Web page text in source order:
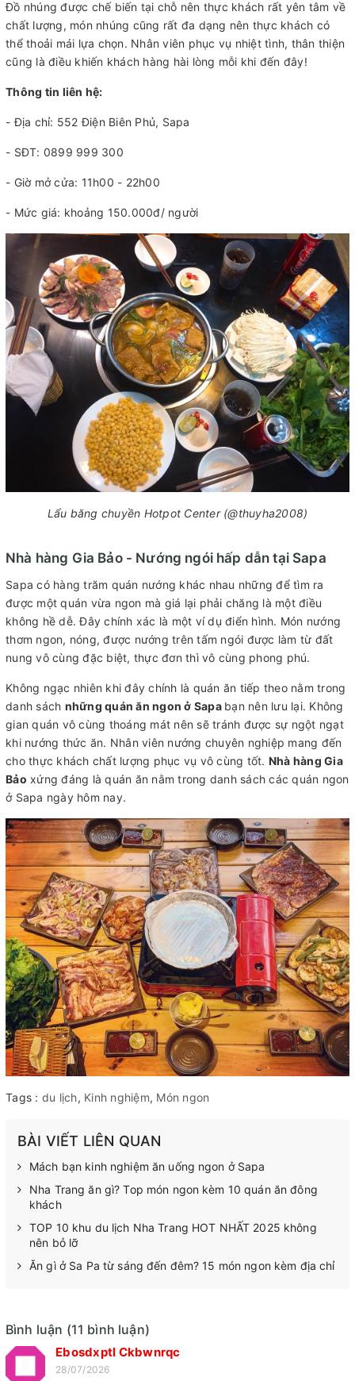
Đồ nhúng được chế biến tại chỗ nên thực khách rất yên tâm về
chất lượng, món nhúng cũng rất đa dạng nên thực khách có
thể thoải mái lựa chọn. Nhân viên phục vụ nhiệt tình, thân thiện
cũng là điều khiến khách hàng hài lòng mỗi khi đến đây!
Thông tin liên hệ:
- Địa chỉ: 552 Điện Biên Phủ, Sapa
- SĐT: 0899 999 300
- Giờ mở cửa: 11h00 - 22h00
- Mức giá: khoảng 150.000đ/ người
Lẩu băng chuyền Hotpot Center (@thuyha2008)
Nhà hàng Gia Bảo - Nướng ngói hấp dẫn tại Sapa
Sapa có hàng trăm quán nướng khác nhau những để tìm ra
được một quán vừa ngon mà giá lại phải chăng là một điều
không hề dễ. Đây chính xác là một ví dụ điển hình. Món nướng
thơm ngon, nóng, được nướng trên tấm ngói được làm từ đất
nung vô cùng đặc biệt, thực đơn thì vô cùng phong phú.
Không ngạc nhiên khi đây chính là quán ăn tiếp theo nằm trong
danh sách những quán ăn ngon ở Sapa bạn nên lưu lại. Không
gian quán vô cùng thoáng mát nên sẽ tránh được sự ngột ngạt
khi nướng thức ăn. Nhân viên nướng chuyên nghiệp mang đến
cho thực khách chất lượng phục vụ vô cùng tốt. Nhà hàng Gia
Bảo xứng đáng là quán ăn nằm trong danh sách các quán ngon
ở Sapa ngày hôm nay.
Tags : du lịch, Kinh nghiệm, Món ngon
BÀI VIẾT LIÊN QUAN
Mách bạn kinh nghiệm ăn uống ngon ở Sapa
Nha Trang ăn gì? Top món ngon kèm 10 quán ăn đông
khách
TOP 10 khu du lịch Nha Trang HOT NHẤT 2025 không
nên bỏ lỡ
Ăn gì ở Sa Pa từ sáng đến đêm? 15 món ngon kèm địa chỉ
Bình luận (11 bình luận)
Ebosdxptl Ckbwnrqc
28/07/2026